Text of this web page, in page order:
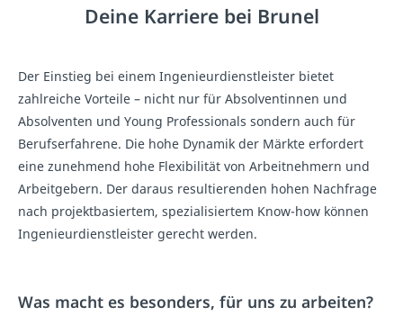
Deine Karriere bei Brunel
Der Einstieg bei einem Ingenieurdienstleister bietet
zahlreiche Vorteile – nicht nur für Absolventinnen und
Absolventen und Young Professionals sondern auch für
Berufserfahrene. Die hohe Dynamik der Märkte erfordert
eine zunehmend hohe Flexibilität von Arbeitnehmern und
Arbeitgebern. Der daraus resultierenden hohen Nachfrage
nach projektbasiertem, spezialisiertem Know-how können
Ingenieurdienstleister gerecht werden.
Was macht es besonders, für uns zu arbeiten?